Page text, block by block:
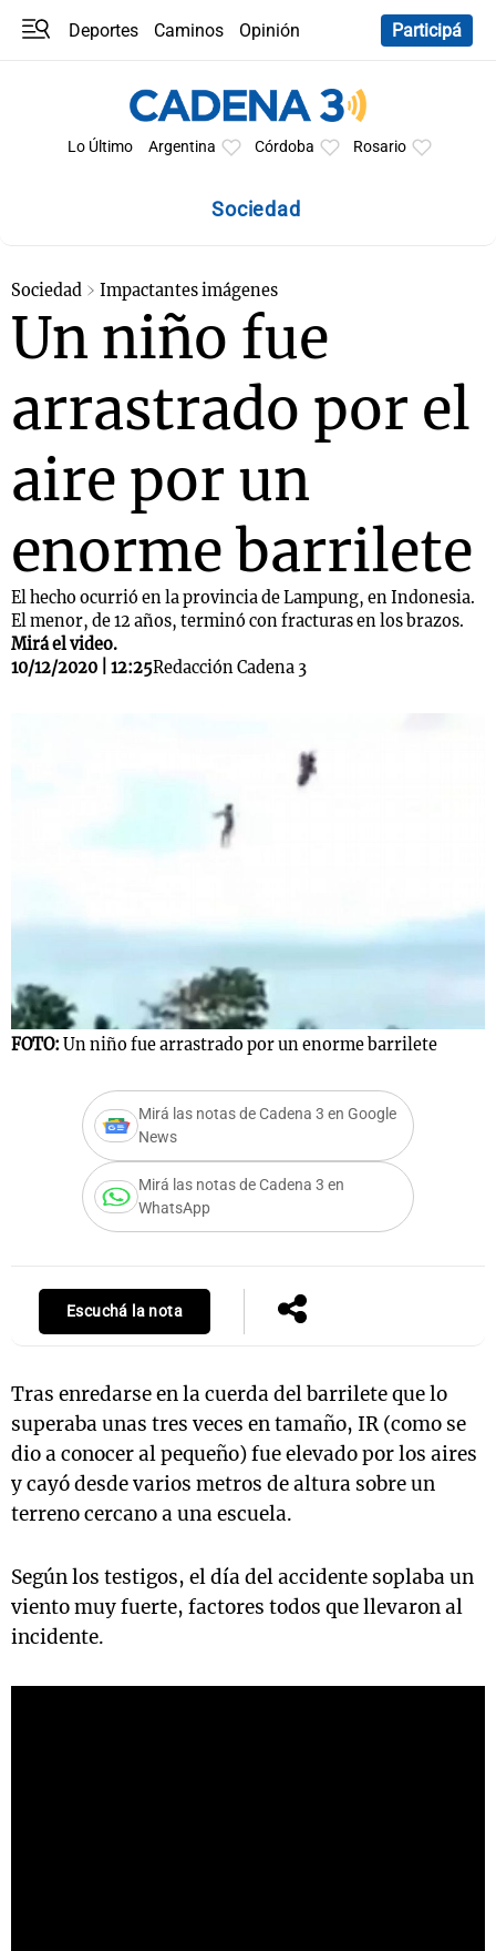
Deportes Caminos
Opinión
Participá
Lo Último Argentina Córdoba Rosario
Sociedad
Sociedad Impactantes imágenes
Un niño fue
arrastrado por el
aire por un
enorme barrilete
El hecho ocurrió en la provincia de Lampung, en Indonesia.
El menor, de 12 años, terminó con fracturas en los brazos.
Mirá el video.
10/12/2020 | 12:25Redacción Cadena 3
FOTO: Un niño fue arrastrado por un enorme barrilete
Mirá las notas de Cadena 3 en Google
News
Mirá las notas de Cadena 3 en
WhatsApp
Escuchá la nota
Tras enredarse en la cuerda del barrilete que lo
superaba unas tres veces en tamaño, IR (como se
dio a conocer al pequeño) fue elevado por los aires
y cayó desde varios metros de altura sobre un
terreno cercano a una escuela.
Según los testigos, el día del accidente soplaba un
viento muy fuerte, factores todos que llevaron al
incidente.
Notas
Mundial 2026
Notas
La Sole en
Cadena 3